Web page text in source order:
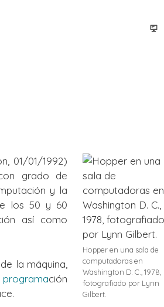
Hopper en una sala de
computadoras en
Washington D. C., 1978,
fotografiado por Lynn
Gilbert.
01/01/1992)
grado de
y la
los 50 y 60
así como
la máquina,
programación